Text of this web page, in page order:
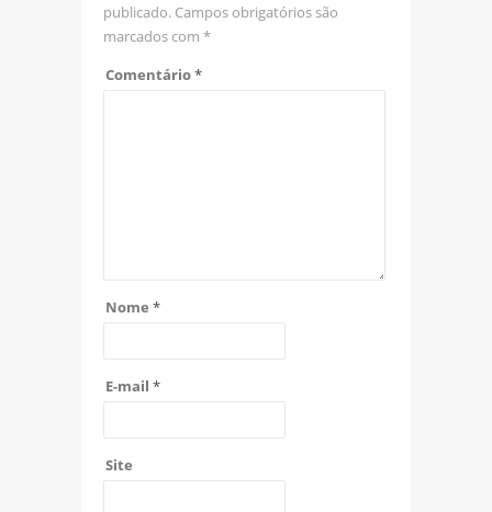
publicado. Campos obrigatórios são
marcados com *
Comentário*
Nome *
E-mail *
Site